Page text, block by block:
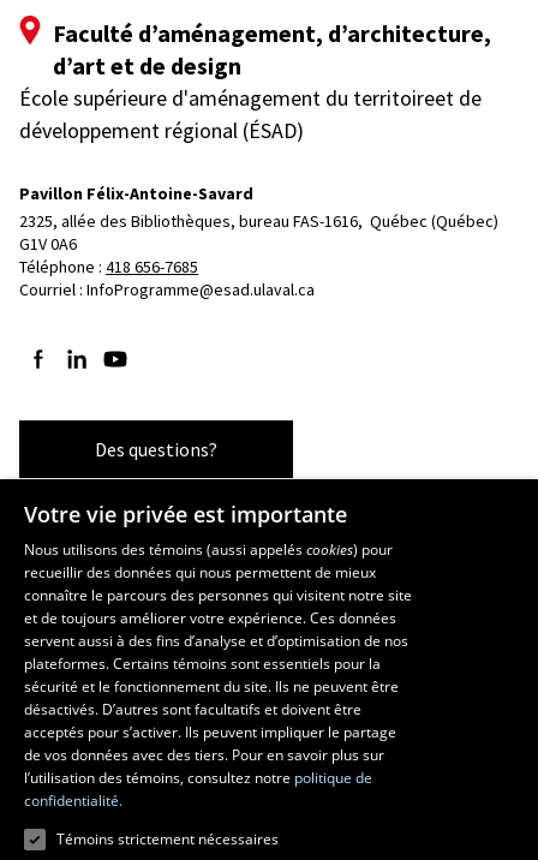
Faculté d’aménagement, d’architecture,
d’art et de design
École supérieure d'aménagement du territoireet de
développement régional (ÉSAD)
Pavillon Félix-Antoine-Savard
2325, allée des Bibliothèques, bureau FAS-1616, Québec (Québec)
G1V 0A6
Téléphone : 418 656-7685
Courriel : InfoProgramme@esad.ulaval.ca
Suivez-nous sur Facebook
Suivez-nous sur LinkedIn
Suivez-nous sur YouTube
Des questions?
Les écoles et la recherche
École supérieure d’aménagement du territoire et de développement
régional
École d’architecture
École d’art
École de design
Centre de recherche en aménagement et développement
Votre vie privée est importante
Nous utilisons des témoins (aussi appeléscookies) pour
recueillir des données qui nous permettent de mieux
connaître le parcours des personnes qui visitent notre site
et de toujours améliorer votre expérience. Ces données
servent aussi à des fins d’analyse et d’optimisation de nos
plateformes. Certains témoins sont essentiels pour la
sécurité et le fonctionnement du site. Ils ne peuvent être
désactivés. D’autres sont facultatifs et doivent être
acceptés pour s’activer. Ils peuvent impliquer le partage
de vos données avec des tiers. Pour en savoir plus sur
l’utilisation des témoins, consultez notre politique de
confidentialité.
Témoins strictement nécessaires